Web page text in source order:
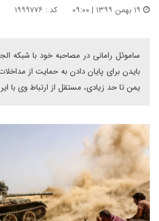
کد : ۱۹۹۹۷۷۶
ساموئل رامانی در مصاحبه خود با شبکه
بایدن برای پایان دادن به حمایت از
یمن تا حد زیادی، مستقل از ارتباط وی با